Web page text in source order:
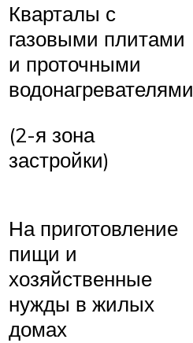
Кварталы с
газовыми плитами
и проточными
водонагревателями
(2-я зона
застройки)
На приготовление
пищи и
хозяйственные
нужды в жилых
домах